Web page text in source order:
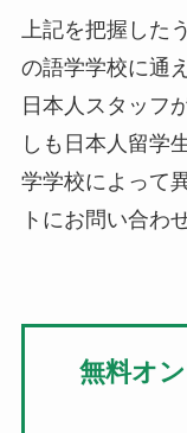
上記を把握した
の語学学校に通
日本人スタッフ
しも日本人留学
学学校によって
トにお問い合わ
無料オ